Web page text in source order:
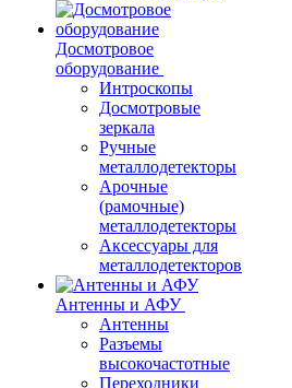
Досмотровое
оборудование
Интроскопы
Досмотровые
зеркала
Ручные
металлодетекторы
Арочные
(рамочные)
металлодетекторы
Аксессуары для
металлодетекторов
Антенны и АФУ
Антенны
Разъемы
высокочастотные
Переходники